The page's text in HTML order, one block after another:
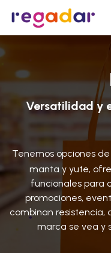
Versatilidad y
Tenemos opciones
manta y yute,
funcionales para
promociones,
combinan resistencia,
marca se vea y